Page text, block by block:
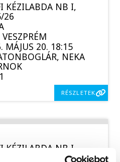
KÉZILABDA NB I,
26
MÁJUS 20. 18:15
NEKA
RÉSZLETEK
KÉZILABDA NB I,